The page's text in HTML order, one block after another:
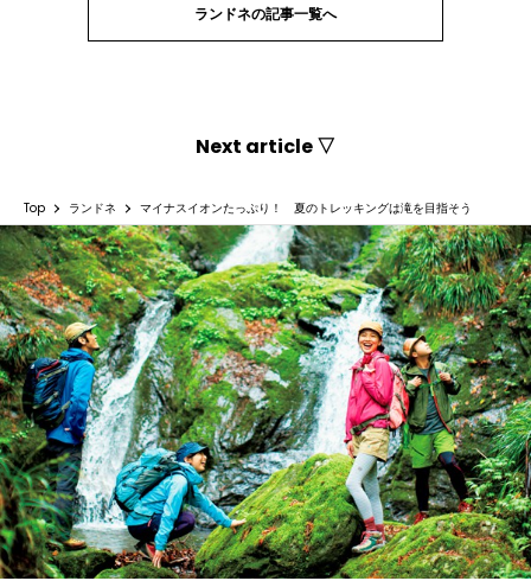
ランドネの記事一覧へ
Next article ▽
Top ランドネ マイナスイオンたっぷり！ 夏のトレッキングは滝を目指そう